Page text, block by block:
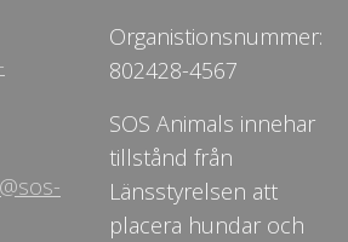
Organistionsnummer:
802428-4567
SOS Animals innehar
tillstånd från
Länsstyrelsen att
placera hundar och